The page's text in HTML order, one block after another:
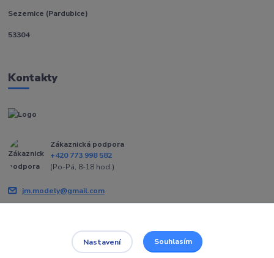
Sezemice (Pardubice)
53304
Kontakty
Zákaznická podpora
+420 773 998 582
(Po-Pá, 8-18 hod.)
jm.modely@gmail.com
Nastavení Souhlasím